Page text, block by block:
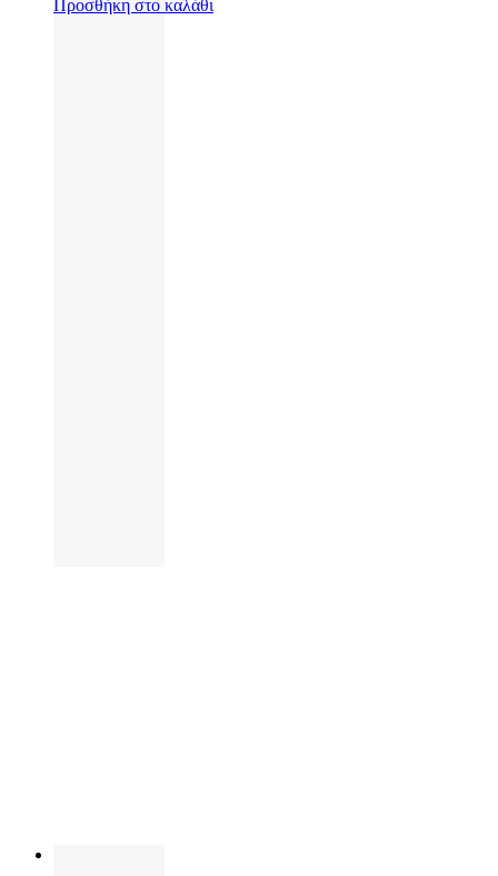
Προσθήκη στο καλάθι